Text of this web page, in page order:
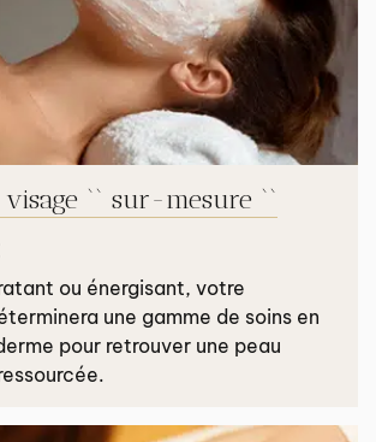
`` sur-mesure ``
ou énergisant, votre
une gamme de soins en
pour retrouver une peau